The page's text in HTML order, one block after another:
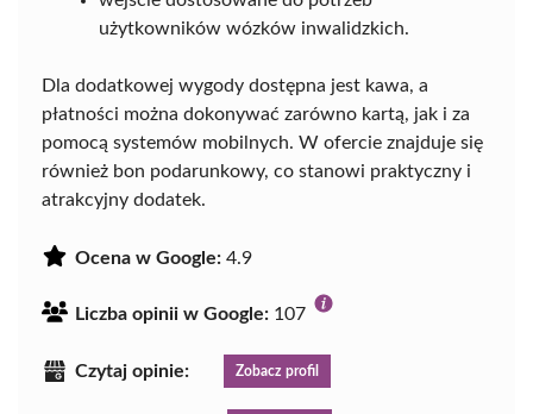
użytkowników wózków inwalidzkich.
Dla dodatkowej wygody dostępna jest kawa, a
płatności można dokonywać zarówno kartą, jak i za
pomocą systemów mobilnych. W ofercie znajduje się
również bon podarunkowy, co stanowi praktyczny i
atrakcyjny dodatek.
Ocena w Google: 4.9
Liczba opinii w Google: 107
Czytaj opinie: Zobacz profil